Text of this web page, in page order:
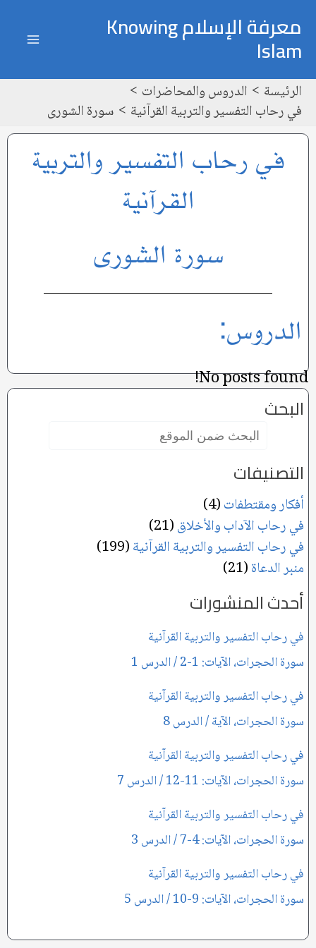
إلى
المحتوى
معرفة الإسلام Knowing
Islam
الرئيسة
الدروس والمحاضرات
في رحاب التفسير والتربية القرآنية
سورة الشورى
في رحاب التفسير والتربية
القرآنية
سورة الشورى
الدروس:
No posts found!
البحث
التصنيفات
أفكار ومقتطفات(4)
في رحاب الآداب والأخلاق(21)
في رحاب التفسير والتربية القرآنية(199)
منبر الدعاة(21)
أحدث المنشورات
في رحاب التفسير والتربية القرآنية
سورة الحجرات، الآيات: 1-2 / الدرس 1
في رحاب التفسير والتربية القرآنية
سورة الحجرات، الآية / الدرس 8
في رحاب التفسير والتربية القرآنية
سورة الحجرات، الآيات: 11-12 / الدرس 7
في رحاب التفسير والتربية القرآنية
سورة الحجرات، الآيات: 4-7 / الدرس 3
في رحاب التفسير والتربية القرآنية
سورة الحجرات، الآيات: 9-10 / الدرس 5